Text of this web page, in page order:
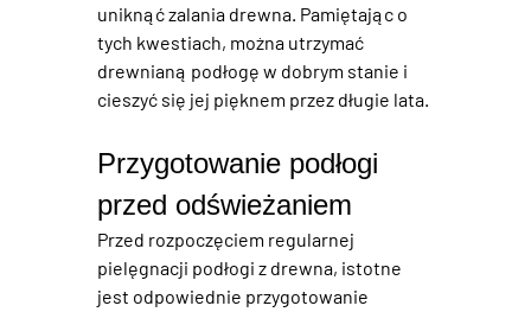
uniknąć zalania drewna. Pamiętając o
tych kwestiach, można utrzymać
drewnianą podłogę w dobrym stanie i
cieszyć się jej pięknem przez długie lata.
Przygotowanie podłogi
przed odświeżaniem
Przed rozpoczęciem regularnej
pielęgnacji podłogi z drewna, istotne
jest odpowiednie przygotowanie